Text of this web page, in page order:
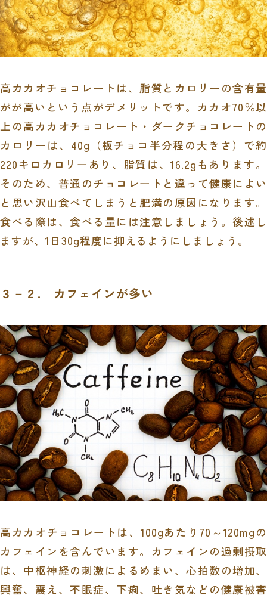
高カカオチョコレートは、脂質とカロリーの含有量
がが高いという点がデメリットです。カカオ70％以
上の高カカオチョコレート・ダークチョコレートの
カロリーは、 40g （板チョコ半分程の大きさ）で約
220キロカロリーあり、脂質は、16.2gもあります。
そのため、普通のチョコレートと違って健康によい
と思い沢山食べてしまうと肥満の原因になります。
食べる際は、食べる量には注意しましょう。後述し
ますが、 1 日30g程度に抑えるようにしましょう。
３－２. カフェインが多い
高カカオチョコレートは、 100gあたり 70 ～ 120mgの
カフェインを含んでいます。カフェインの過剰摂取
は、中枢神経の刺激によるめまい、心拍数の増加、
興奮、震え、不眠症、下痢、吐き気などの健康被害